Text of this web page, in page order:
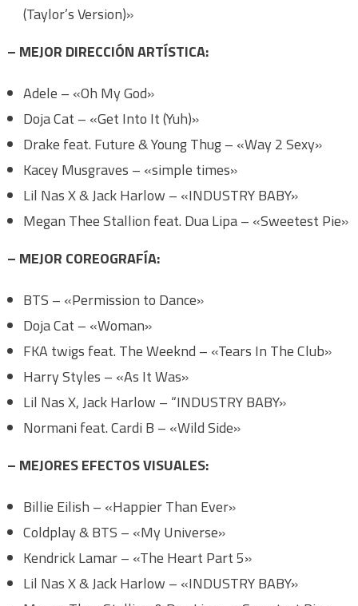
(Taylor’s Version)»
– MEJOR DIRECCIÓN ARTÍSTICA:
Adele – «Oh My God»
Doja Cat – «Get Into It (Yuh)»
Drake feat. Future & Young Thug – «Way 2 Sexy»
Kacey Musgraves – «simple times»
Lil Nas X & Jack Harlow – «INDUSTRY BABY»
Megan Thee Stallion feat. Dua Lipa – «Sweetest Pie»
– MEJOR COREOGRAFÍA:
BTS – «Permission to Dance»
Doja Cat – «Woman»
FKA twigs feat. The Weeknd – «Tears In The Club»
Harry Styles – «As It Was»
Lil Nas X, Jack Harlow – “INDUSTRY BABY»
Normani feat. Cardi B – «Wild Side»
– MEJORES EFECTOS VISUALES:
Billie Eilish – «Happier Than Ever»
Coldplay & BTS – «My Universe»
Kendrick Lamar – «The Heart Part 5»
Lil Nas X & Jack Harlow – «INDUSTRY BABY»